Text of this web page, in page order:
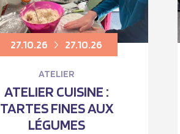
27.10.26 27.10.26
ATELIER
ATELIER CUISINE :
TARTES FINES AUX
LÉGUMES